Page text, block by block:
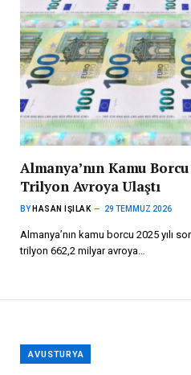
Almanya’nın Kamu
Trilyon Avroya Ulaştı
BY HASAN IŞILAK 29 TEMMUZ 2026
Almanya’nın kamu borcu 2025 yılı
trilyon 662,2 milyar avroya…
AVUSTURYA